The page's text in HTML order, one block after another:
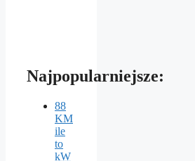
Najpopularniejsze:
88
KM
ile
to
kW